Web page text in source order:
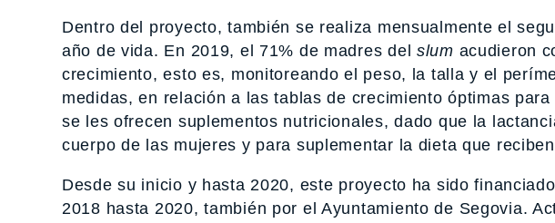
Dentro del proyecto, también se realiza mensualmente el
año de vida. En 2019, el 71% de madres del slum acudieron
crecimiento, esto es, monitoreando el peso, la talla y el
medidas, en relación a las tablas de crecimiento óptimas
se les ofrecen suplementos nutricionales, dado que la
cuerpo de las mujeres y para suplementar la dieta que
Desde su inicio y hasta 2020, este proyecto ha sido
2018 hasta 2020, también por el Ayuntamiento de Segovia.